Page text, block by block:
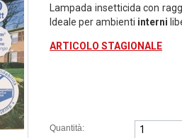
Lampada insetticida con
Ideale per ambienti interni
ARTICOLO STAGIONALE
Quantità: